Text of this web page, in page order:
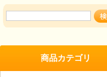
商品カテゴリ